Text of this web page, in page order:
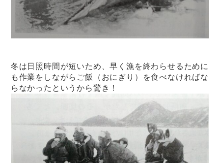
冬は日照時間が短いため、早く漁を終わらせるために
も作業をしながらご飯（おにぎり）を食べなければな
らなかったというから驚き！